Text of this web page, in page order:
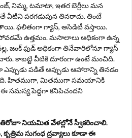
నిమ్మ, టమాటా, ఇతర బెర్రీలు మన
పరగడుపున తినరాదు. తింటే
ఫలితంగా గ్యాస్, అసిడిటీ వస్తాయి.
ఉత్తమం. మసాలాలు అధికంగా ఉన్న
జంక్‌ ఫుడ్‌ అధికంగా తినేవారిలోనూ గ్యాస్‌
కాబట్టి వీటికి దూరంగా ఉంటే మంచిది.
ఎప్పుడు పడితే అప్పుడు ఆహారాన్ని తినడం
హితముగా, మితముగా సమయానికి
సమస్య పెద్దగా కనిపిచందని
నియమిత వేళల్లోనే స్వీకరించాలి.
కృత్రిమ సుగంధ ద్రవ్యాలు కూడా ఈ